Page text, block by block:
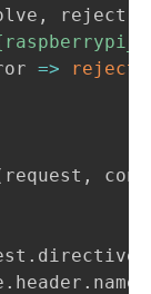
, reject
=> reject
request ,
. directive
. header . name